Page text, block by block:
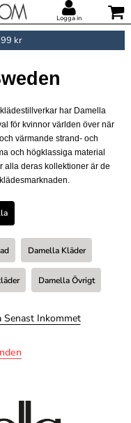
Logga in
kr
har Damella
för kvinnor världen över när
värmande strand- och
och högklassiga material
alla deras kollektioner är de
Damella Kläder
Damella Övrigt
Senast Inkommet